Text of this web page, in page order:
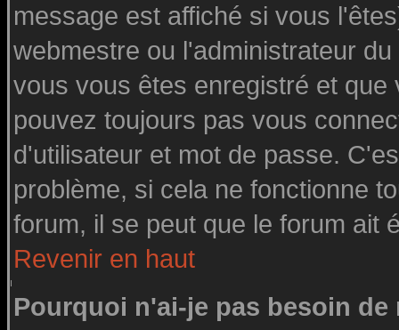
message est affiché si vous
webmestre ou l'administrateur
vous vous êtes enregistré et
pouvez toujours pas vous
d'utilisateur et mot de passe.
problème, si cela ne fonctionne
forum, il se peut que le forum ait
Revenir en haut
Pourquoi n'ai-je pas besoin